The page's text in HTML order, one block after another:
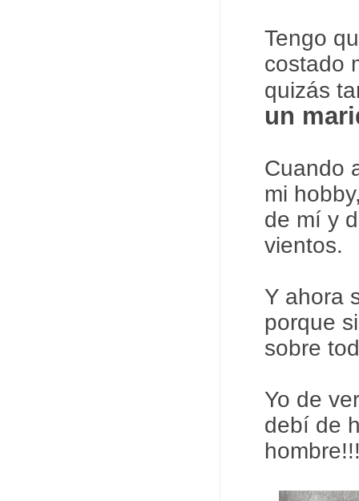
Tengo
costado
quizás
un
Cuando
mi
de mí y
vientos.
Y ahora
porque
sobre
Yo de
debí de